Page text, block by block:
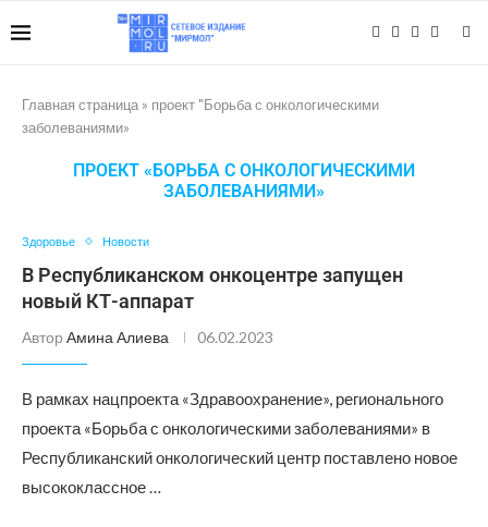
Главная страница » проект "Борьба с онкологическими
заболеваниями»
ПРОЕКТ «БОРЬБА С ОНКОЛОГИЧЕСКИМИ
ЗАБОЛЕВАНИЯМИ»
Здоровье Новости
В Республиканском онкоцентре запущен
новый КТ-аппарат
Автор Амина Алиева 06.02.2023
В рамках нацпроекта «Здравоохранение», регионального
проекта «Борьба с онкологическими заболеваниями» в
Республиканский онкологический центр поставлено новое
высококлассное …